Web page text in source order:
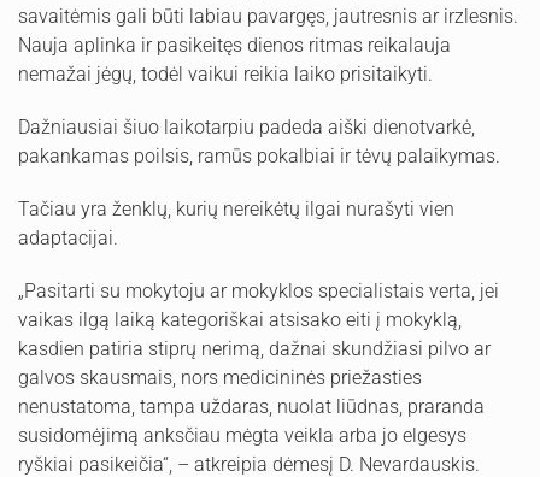
savaitėmis gali būti labiau pavargęs, jautresnis ar irzlesnis.
Nauja aplinka ir pasikeitęs dienos ritmas reikalauja
nemažai jėgų, todėl vaikui reikia laiko prisitaikyti.
Dažniausiai šiuo laikotarpiu padeda aiški dienotvarkė,
pakankamas poilsis, ramūs pokalbiai ir tėvų palaikymas.
Tačiau yra ženklų, kurių nereikėtų ilgai nurašyti vien
adaptacijai.
„Pasitarti su mokytoju ar mokyklos specialistais verta, jei
vaikas ilgą laiką kategoriškai atsisako eiti į mokyklą,
kasdien patiria stiprų nerimą, dažnai skundžiasi pilvo ar
galvos skausmais, nors medicininės priežasties
nenustatoma, tampa uždaras, nuolat liūdnas, praranda
susidomėjimą anksčiau mėgta veikla arba jo elgesys
ryškiai pasikeičia“, – atkreipia dėmesį D. Nevardauskis.